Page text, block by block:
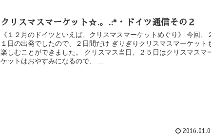
クリスマスマーケット☆.。.:*・ドイツ通信その２
《１２月のドイツといえば、クリスマスマーケットめぐり》 今回、
１日の出発でしたので、２日間だけ ぎりぎりクリスマスマーケット
楽しむことができました。 クリスマス当日、２５日はクリスマスマ
ケットはおやすみになるので、 ...